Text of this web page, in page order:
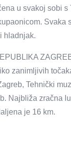
u svakoj sobi s
Svaka
hladnjak.
zanimljivih
Tehnički
Najbliža zračna
je 16 km.